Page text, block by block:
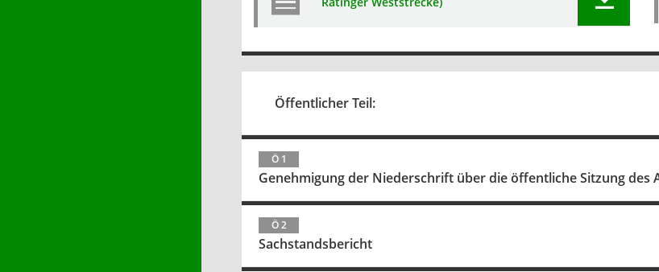
Öffentlicher Teil:
Ö 1
Genehmigung der Niederschrift über die öffentliche Sitzung des
Ö 2
Sachstandsbericht